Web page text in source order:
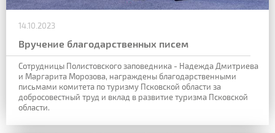
14.10.2023
Вручение благодарственных писем
Сотрудницы Полистовского заповедника - Надежда Дмитриева
и Маргарита Морозова, награждены благодарственными
письмами комитета по туризму Псковской области за
добросовестный труд и вклад в развитие туризма Псковской
области.